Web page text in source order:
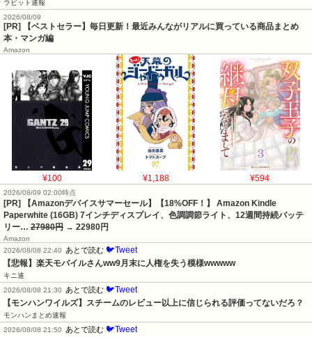
ラビット速報
2026/08/09
[PR] 【ベストセラー】毎日更新！最近みんながリアルに買っている商品まとめ
本・マンガ編
Amazon
¥100 ¥1,188 ¥594
2026/08/09 02:00時点
[PR] 【Amazonデバイスサマーセール】【18%OFF！】 Amazon Kindle
Paperwhite (16GB) 7インチディスプレイ、色調調節ライト、12週間持続バッテ
リー… 27980円 → 22980円
Amazon
2026/08/08 22:40
あとで読む 🐦Tweet
【悲報】楽天モバイルさんww9月末に人権を失う模様wwwww
キニ速
2026/08/08 21:30
あとで読む 🐦Tweet
【モンハンワイルズ】スチームのレビュー以上に信じられる評価ってないだろ？
モンハンまとめ速報
2026/08/08 21:50
あとで読む 🐦Tweet